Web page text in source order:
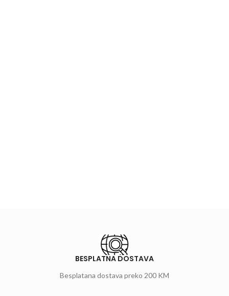
BESPLATNA DOSTAVA
Besplatana dostava preko 200 KM